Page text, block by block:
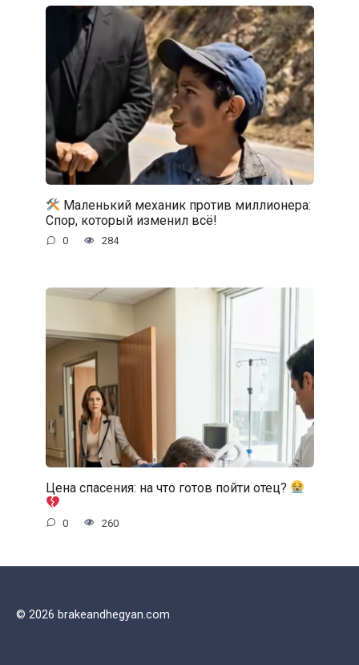
Маленький механик против миллионера:
Спор, который изменил всё!
0 284
Цена спасения: на что готов пойти отец?
0 260
© 2026 brakeandhegyan.com